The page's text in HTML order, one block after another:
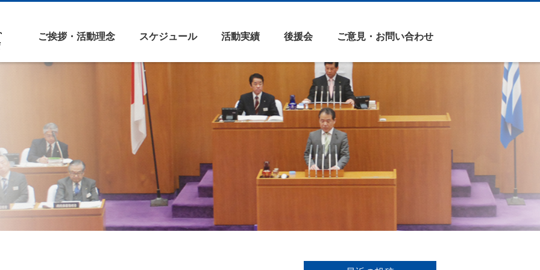
ご挨拶・活動理念 スケジュール 活動実績 後援会 ご意見・お問い合わせ